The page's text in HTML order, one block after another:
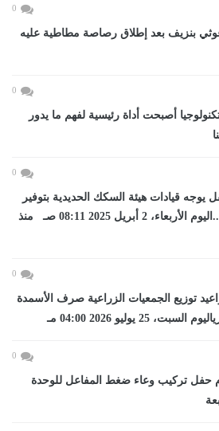
0
بنزيف بعد إطلاق رصاصة مطاطية عليه
0
أصبحت أداة رئيسية لفهم ما يدور
0
يوجه قيادات هيئة السكك الحديدية بتوفير
أماكن في رحلات...اليوم الأربعاء، 2 أبريل 2025 08:11 صـ منذ
0
توزيع الجمعيات الزراعية صرف الأسمدة
25 يوليو 2026 04:00 مـ
0
حفل تركيب وعاء ضغط المفاعل للوحدة